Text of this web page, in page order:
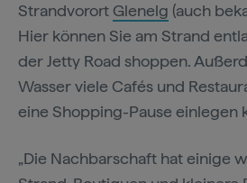
Strandvorort Glenelg (auch
Hier können Sie am Strand
der Jetty Road shoppen.
Wasser viele Cafés und
eine Shopping-Pause einlegen
„Die Nachbarschaft hat einige